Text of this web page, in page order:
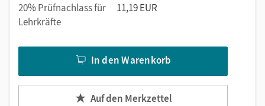
20% Prüfnachlass für
Lehrkräfte
11,19 EUR
In den Warenkorb
Auf den Merkzettel